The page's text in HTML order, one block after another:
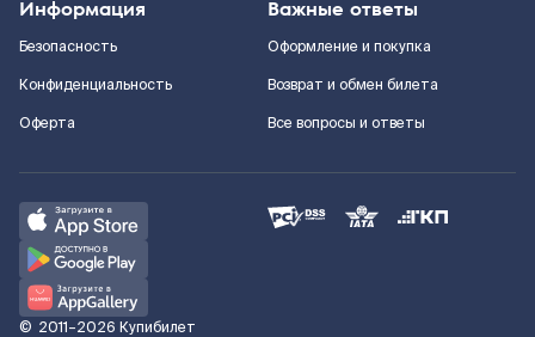
Информация
Безопасность
Конфиденциальность
Оферта
Важные ответы
Оформление и покупка
Возврат и обмен билета
Все вопросы и ответы
© 2011–2026 Купибилет